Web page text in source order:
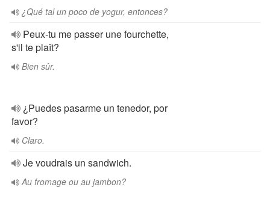
¿Qué tal un poco de yogur, entonces?
Peux-tu me passer une fourchette,
s'il te plaît?
Bien sûr.
¿Puedes pasarme un tenedor, por
favor?
Claro.
Je voudrais un sandwich.
Au fromage ou au jambon?